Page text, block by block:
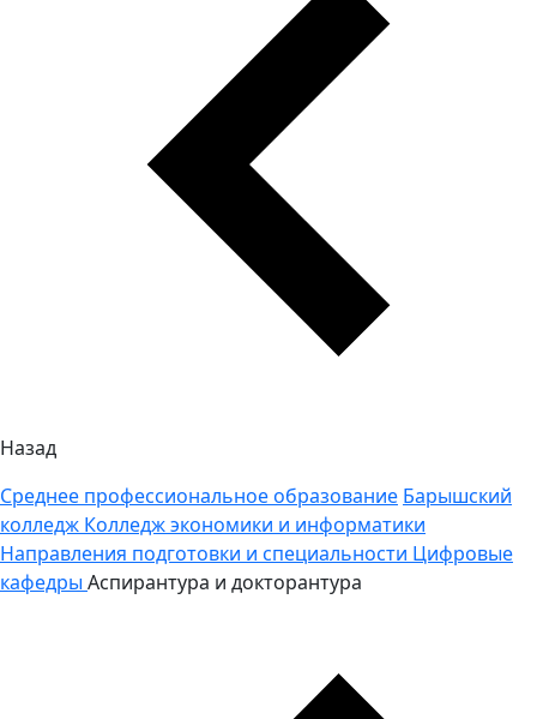
Назад
Среднее профессиональное образование Барышский
колледж Колледж экономики и информатики
Направления подготовки и специальности Цифровые
кафедры Аспирантура и докторантура